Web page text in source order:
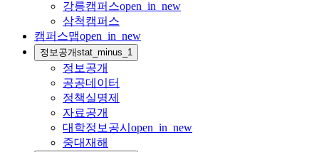
강릉캠퍼스open_in_new
삼척캠퍼스
캠퍼스맵open_in_new
정보공개stat_minus_1
정보공개
공공데이터
정책실명제
자료공개
대학정보공시 open_in_new
중대재해